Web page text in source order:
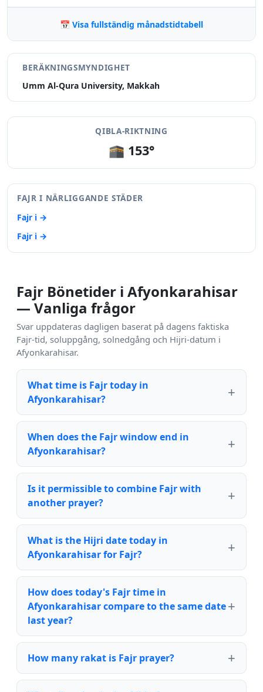
📅 Visa fullständig månadstidtabell
BERÄKNINGSMYNDIGHET
Umm Al-Qura University, Makkah
QIBLA-RIKTNING
🕋 153°
FAJR I NÄRLIGGANDE STÄDER
Fajr i →
Fajr i →
Fajr Bönetider i Afyonkarahisar
— Vanliga frågor
Svar uppdateras dagligen baserat på dagens faktiska
Fajr-tid, soluppgång, solnedgång och Hijri-datum i
Afyonkarahisar.
What time is Fajr today in
Afyonkarahisar?
When does the Fajr window end in
Afyonkarahisar?
Is it permissible to combine Fajr with
another prayer?
What is the Hijri date today in
Afyonkarahisar for Fajr?
How does today's Fajr time in
Afyonkarahisar compare to the same date
last year?
How many rakat is Fajr prayer?